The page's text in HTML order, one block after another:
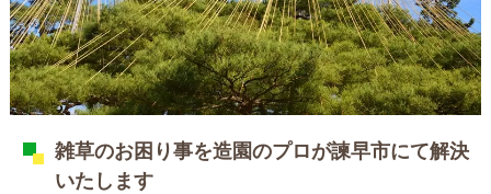
雑草のお困り事を造園のプロが諫早市にて解決
いたします